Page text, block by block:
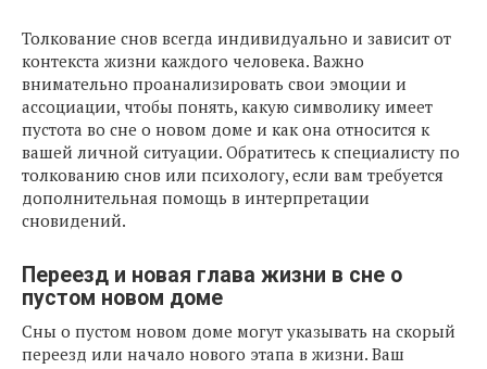
Толкование снов всегда индивидуально и зависит от
контекста жизни каждого человека. Важно
внимательно проанализировать свои эмоции и
ассоциации, чтобы понять, какую символику имеет
пустота во сне о новом доме и как она относится к
вашей личной ситуации. Обратитесь к специалисту по
толкованию снов или психологу, если вам требуется
дополнительная помощь в интерпретации
сновидений.
Переезд и новая глава жизни в сне о
пустом новом доме
Сны о пустом новом доме могут указывать на скорый
переезд или начало нового этапа в жизни. Ваш